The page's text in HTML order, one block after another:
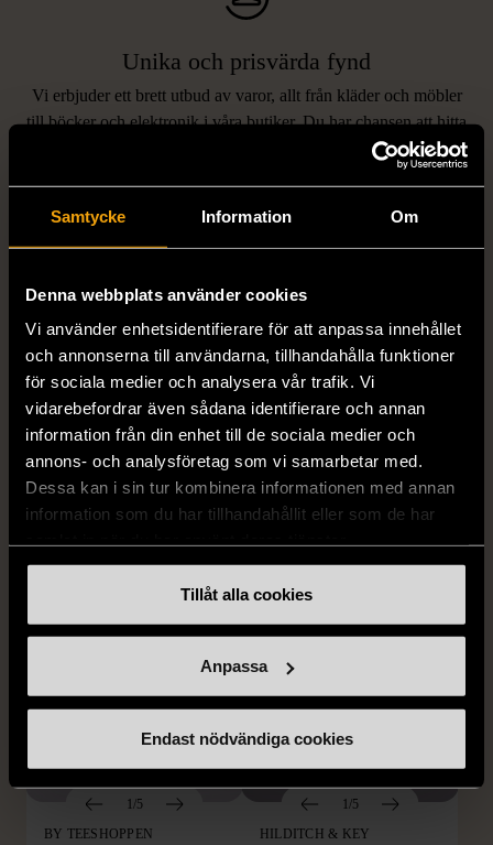
Samtycke Information Om
Denna webbplats använder cookies
Vi använder enhetsidentifierare för att anpassa innehållet
och annonserna till användarna, tillhandahålla funktioner
för sociala medier och analysera vår trafik. Vi
vidarebefordrar även sådana identifierare och annan
information från din enhet till de sociala medier och
annons- och analysföretag som vi samarbetar med.
Dessa kan i sin tur kombinera informationen med annan
information som du har tillhandahållit eller som de har
Tillåt alla cookies
Anpassa
Endast nödvändiga cookies
Unika och prisvärda fynd
Vi erbjuder ett brett utbud av varor, allt från kläder och möbler
till böcker och elektronik i våra butiker. Du har chansen att hitta
unika och originella föremål som inte finns i vanliga butiker.
LIKNANDE PRODUKTER
Hitta produkter som påminner om denna
1/5
Stenströms skjorta turkos
L (50) Gott skick
259 kr
1/5
Mycket gott skick
279 kr
1/5
BY TEESHOPPEN
1/5
HILDITCH & KEY